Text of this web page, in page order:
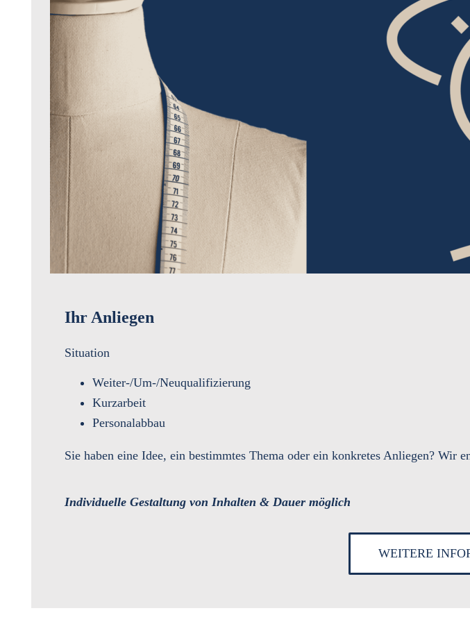
Ihr Anliegen
Situation
Weiter-/Um-/Neuqualifizierung
Kurzarbeit
Personalabbau
Sie haben eine Idee, ein bestimmtes Thema oder ein konkretes Anliegen? Wir
Individuelle Gestaltung von Inhalten & Dauer möglich
WEITERE